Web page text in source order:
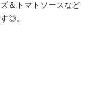
＆トマトソースなど
◎。